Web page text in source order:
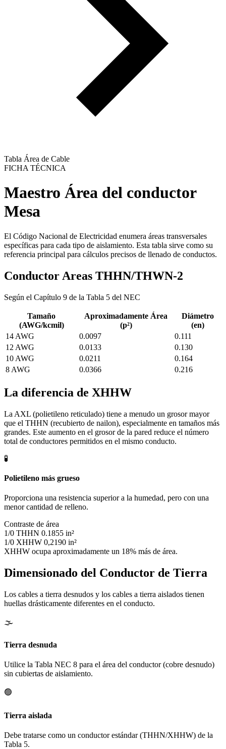
Tabla Área de Cable
FICHA TÉCNICA
Maestro Área del conductor
Mesa
El Código Nacional de Electricidad enumera áreas transversales
específicas para cada tipo de aislamiento. Esta tabla sirve como su
referencia principal para cálculos precisos de llenado de conductos.
Conductor Areas THHN/THWN-2
Según el Capítulo 9 de la Tabla 5 del NEC
Tamaño
(AWG/kcmil)
Aproximadamente Área
(p²)
Diámetro
(en)
14 AWG
0.0097
0.111
12 AWG
0.0133
0.130
10 AWG
0.0211
0.164
8 AWG
0.0366 0.216
La diferencia de XHHW
La AXL (polietileno reticulado) tiene a menudo un grosor mayor
que el THHN (recubierto de nailon), especialmente en tamaños más
grandes. Este aumento en el grosor de la pared reduce el número
total de conductores permitidos en el mismo conducto.
🧪
Polietileno más grueso
Proporciona una resistencia superior a la humedad, pero con una
menor cantidad de relleno.
Contraste de área
1/0 THHN 0.1855 in²
1/0 XHHW 0,2190 in²
XHHW ocupa aproximadamente un 18% más de área.
Dimensionado del Conductor de Tierra
Los cables a tierra desnudos y los cables a tierra aislados tienen
huellas drásticamente diferentes en el conducto.
🌫️
Tierra desnuda
Utilice la Tabla NEC 8 para el área del conductor (cobre desnudo)
sin cubiertas de aislamiento.
🟢
Tierra aislada
Debe tratarse como un conductor estándar (THHN/XHHW) de la
Tabla 5.